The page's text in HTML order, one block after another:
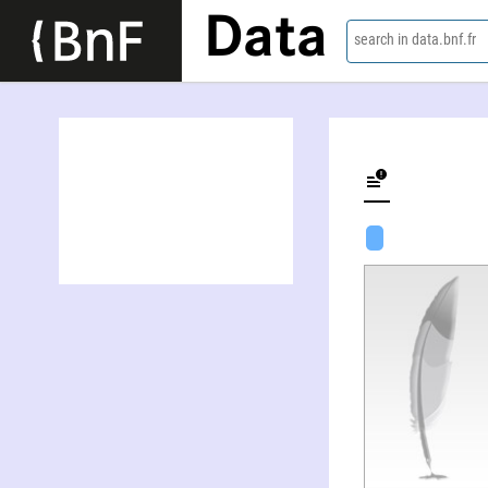
Data search in data.bnf.fr